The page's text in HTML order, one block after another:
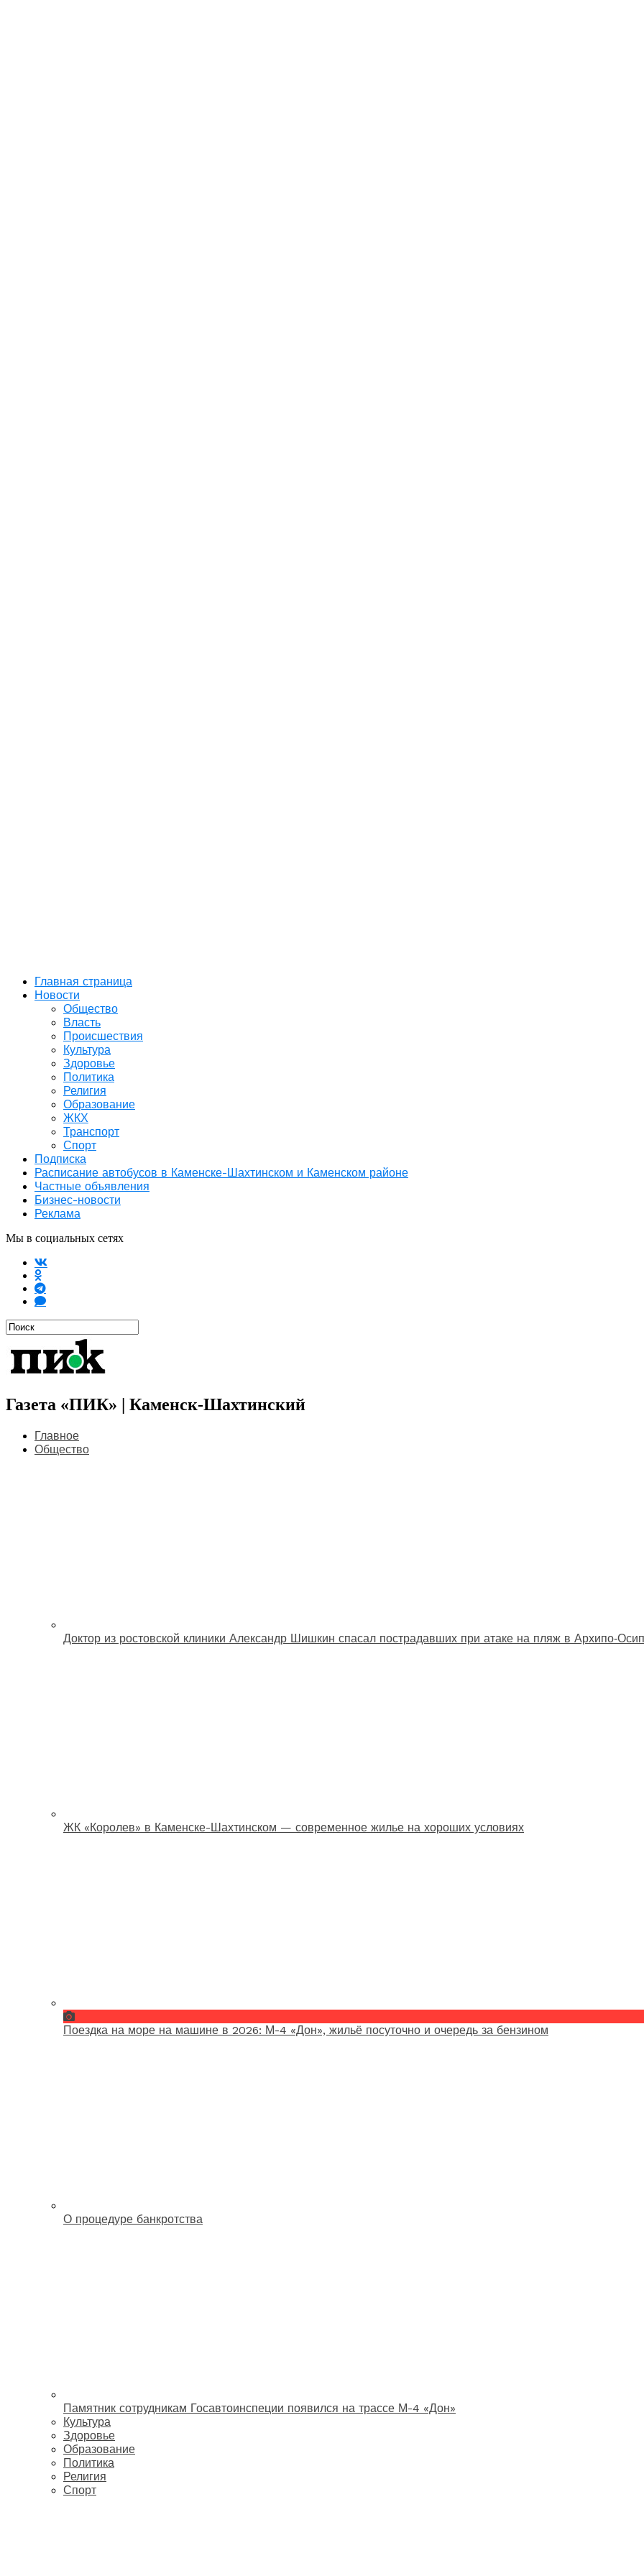
Главная страница
Новости
Общество
Власть
Происшествия
Культура
Здоровье
Политика
Религия
Образование
ЖКХ
Транспорт
Спорт
Подписка
Расписание автобусов в Каменске-Шахтинском и Каменском районе
Частные объявления
Бизнес-новости
Реклама
Мы в социальных сетях
Газета «ПИК» | Каменск-Шахтинский
Главное
Общество
Доктор из ростовской клиники Александр Шишкин спасал пострадавших при атаке на пляж в
ЖК «Королев» в Каменске-Шахтинском — современное жилье на хороших условиях
Поездка на море на машине в 2026: М-4 «Дон», жильё посуточно и очередь за бензином
О процедуре банкротства
Памятник сотрудникам Госавтоинспеции появился на трассе М-4 «Дон»
Культура
Здоровье
Образование
Политика
Религия
Спорт